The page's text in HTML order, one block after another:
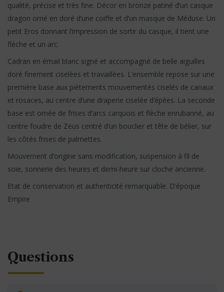
qualité, précise et très fine. Décor en bronze patiné d’un casque
dragon orné en doré d’une coiffe et d’un masque de Méduse. Un
petit Eros donnant l’impression de sortir du casque, il tient une
flèche et un arc.
Cadran en émail blanc signé et accompagné de belle aiguilles
doré finement ciselées et travaillées. L’ensemble repose sur une
première base aux piètements mouvementés ciselés de canaux
et rosaces, au centre d’une draperie ciselée d’épées. La seconde
base est ornée de frises d’arcs carquois et flèche enrubanné, au
centre foudre de Zeus centré d’un bouclier et tête de bélier, sur
les côtés frises de palmettes.
Mouvement d’origine sans modification, suspension à fil de
soie, sonnerie des heures et demi-heure sur cloche ancienne.
Etat de conservation et authenticité remarquable. D’époque
Empire
Questions